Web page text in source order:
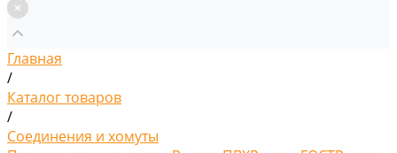
Главная
/
Каталог товаров
/
Соединения и хомуты